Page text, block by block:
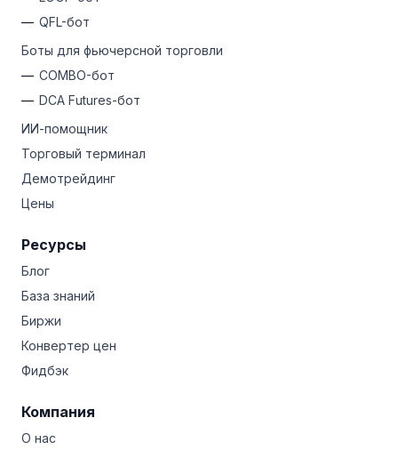
QFL-бот
Боты для фьючерсной торговли
COMBO-бот
DCA Futures-бот
ИИ-помощник
Торговый терминал
Демотрейдинг
Цены
Ресурсы
Блог
База знаний
Биржи
Конвертер цен
Фидбэк
Компания
О нас